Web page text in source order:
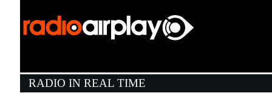
RADIO IN REAL TIME